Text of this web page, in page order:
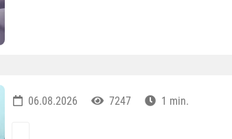
06.08.2026 7247 1 min.